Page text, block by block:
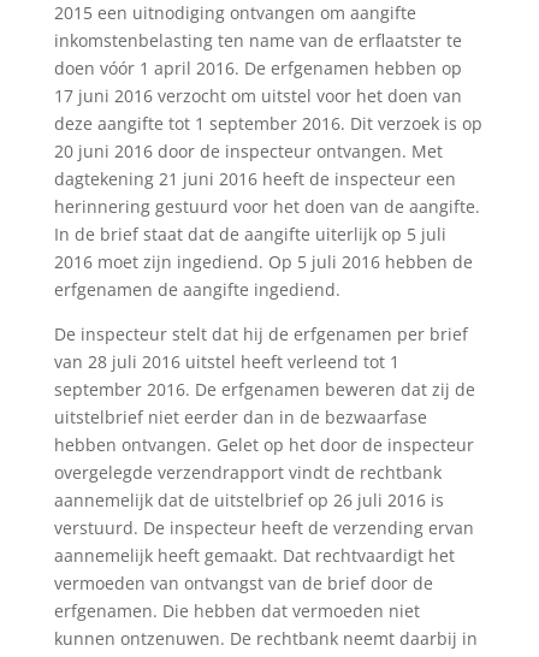
2015 een uitnodiging ontvangen om aangifte
inkomstenbelasting ten name van de erflaatster te
doen vóór 1 april 2016. De erfgenamen hebben op
17 juni 2016 verzocht om uitstel voor het doen van
deze aangifte tot 1 september 2016. Dit verzoek is op
20 juni 2016 door de inspecteur ontvangen. Met
dagtekening 21 juni 2016 heeft de inspecteur een
herinnering gestuurd voor het doen van de aangifte.
In de brief staat dat de aangifte uiterlijk op 5 juli
2016 moet zijn ingediend. Op 5 juli 2016 hebben de
erfgenamen de aangifte ingediend.
De inspecteur stelt dat hij de erfgenamen per brief
van 28 juli 2016 uitstel heeft verleend tot 1
september 2016. De erfgenamen beweren dat zij de
uitstelbrief niet eerder dan in de bezwaarfase
hebben ontvangen. Gelet op het door de inspecteur
overgelegde verzendrapport vindt de rechtbank
aannemelijk dat de uitstelbrief op 26 juli 2016 is
verstuurd. De inspecteur heeft de verzending ervan
aannemelijk heeft gemaakt. Dat rechtvaardigt het
vermoeden van ontvangst van de brief door de
erfgenamen. Die hebben dat vermoeden niet
kunnen ontzenuwen. De rechtbank neemt daarbij in